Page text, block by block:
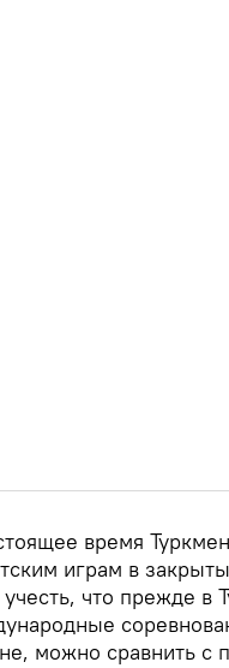
время
играм в
что прежде в
можно сравнить с